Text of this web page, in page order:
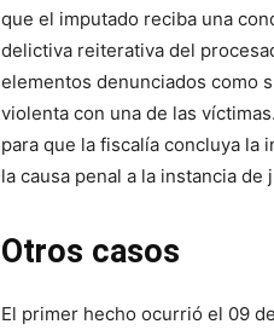
que el imputado reciba una
delictiva reiterativa del
elementos denunciados como
violenta con una de las
para que la fiscalía concluya la
la causa penal a la instancia
Otros casos
El primer hecho ocurrió el 09